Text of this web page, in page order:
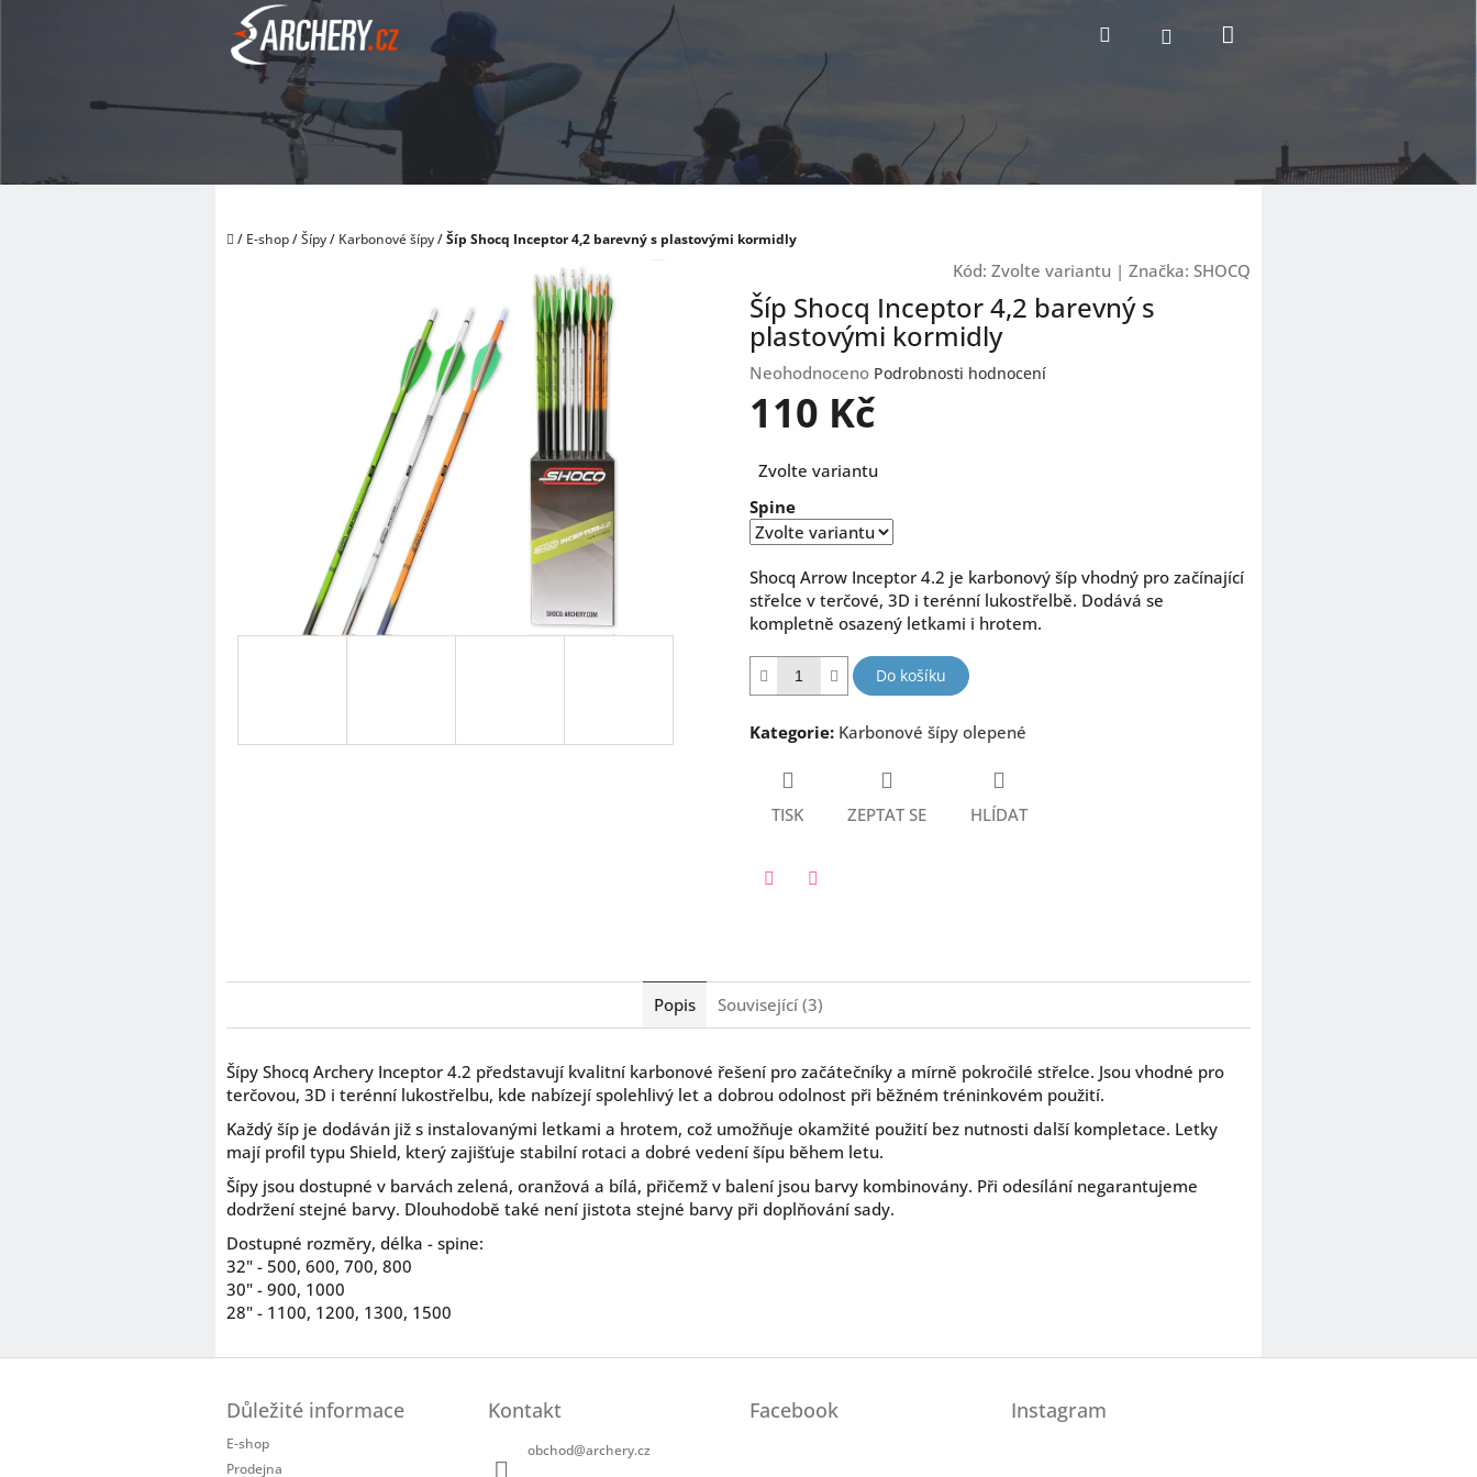
Hledat Přihlášení
Domů
/ E-shop/Šípy/ Karbonové šípy/Šíp Shocq Inceptor 4,2 barevný s plastovými kormidly
Kód: Zvolte variantu | Značka: SHOCQ
Šíp Shocq Inceptor 4,2 barevný s
plastovými kormidly
Průměrné
hodnocení
produktu
0,0
5
hvězdiček.
Neohodnoceno Podrobnosti hodnocení
110 Kč
cena:
Zvolte variantu
Spine
Shocq Arrow Inceptor 4.2 je karbonový šíp vhodný pro začínající
střelce v terčové, 3D i terénní lukostřelbě. Dodává se
kompletně osazený letkami i hrotem.
Do košíku
Kategorie: Karbonové šípy olepené
TISK ZEPTAT SE HLÍDAT
Popis Související (3)
Šípy Shocq Archery Inceptor 4.2 představují kvalitní karbonové řešení pro začátečníky a mírně pokročilé střelce. Jsou vhodné pro
terčovou, 3D i terénní lukostřelbu, kde nabízejí spolehlivý let a dobrou odolnost při běžném tréninkovém použití.
Každý šíp je dodáván již s instalovanými letkami a hrotem, což umožňuje okamžité použití bez nutnosti další kompletace. Letky
mají profil typu Shield, který zajišťuje stabilní rotaci a dobré vedení šípu během letu.
Šípy jsou dostupné v barvách zelená, oranžová a bílá, přičemž v balení jsou barvy kombinovány. Při odesílání negarantujeme
dodržení stejné barvy. Dlouhodobě také není jistota stejné barvy při doplňování sady.
Dostupné rozměry, délka - spine:
32" - 500, 600, 700, 800
30" - 900, 1000
28" - 1100, 1200, 1300, 1500
Důležité informace
E-shop
Prodejna
Kontakt
obchod@archery.cz
Facebook Instagram